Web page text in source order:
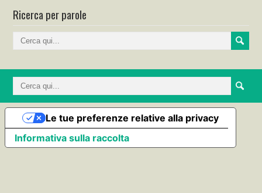
Ricerca per parole
Informativa sulla raccolta
Le tue preferenze relative alla privacy